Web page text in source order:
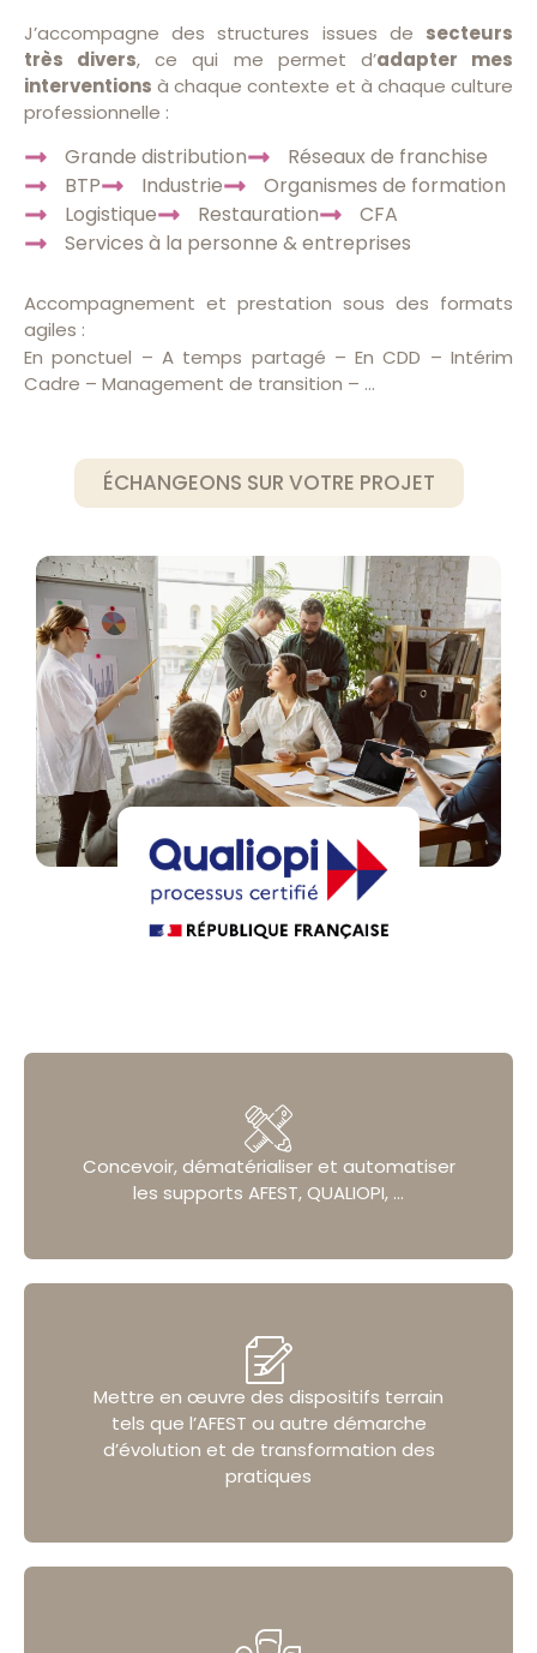
J’accompagne des structures issues de secteurs
très divers, ce qui me permet d’adapter mes
interventions à chaque contexte et à chaque culture
professionnelle :
Grande distribution
Réseaux de franchise
BTP
Industrie
Organismes de formation
Logistique
Restauration
CFA
Services à la personne & entreprises
Accompagnement et prestation sous des formats
agiles :
En ponctuel – A temps partagé – En CDD – Intérim
Cadre – Management de transition – …
ÉCHANGEONS SUR VOTRE PROJET
Mettre en œuvre des dispositifs terrain
tels que l’AFEST ou autre démarche
d’évolution et de transformation des
pratiques
Concevoir, dématérialiser et automatiser
les supports AFEST, QUALIOPI, …